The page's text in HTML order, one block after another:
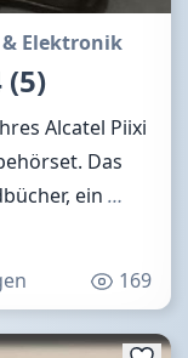
Elektronik
Alcatel Piixi
Das
ein …
169